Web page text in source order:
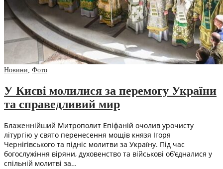
Новини Фото
У Києві молилися за перемогу України
та справедливий мир
Блаженнійший Митрополит Епіфаній очолив урочисту
літургію у свято перенесення мощів князя Ігоря
Чернігівського та підніс молитви за Україну. Під час
богослужіння віряни, духовенство та військові об’єдналися у
спільній молитві за…